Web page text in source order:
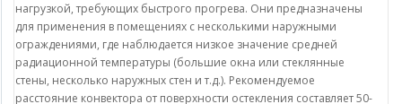
нагрузкой, требующих быстрого прогрева. Они предназначены
для применения в помещениях с несколькими наружными
ограждениями, где наблюдается низкое значение средней
радиационной температуры (большие окна или стеклянные
стены, несколько наружных стен и т.д.). Рекомендуемое
расстояние конвектора от поверхности остекления составляет 50-